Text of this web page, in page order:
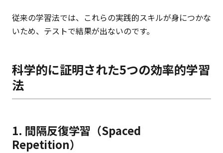
従来の学習法では、これらの実践的スキルが身につかな
いため、テストで結果が出ないのです。
科学的に証明された5つの効率的学習
法
1. 間隔反復学習（Spaced
Repetition）